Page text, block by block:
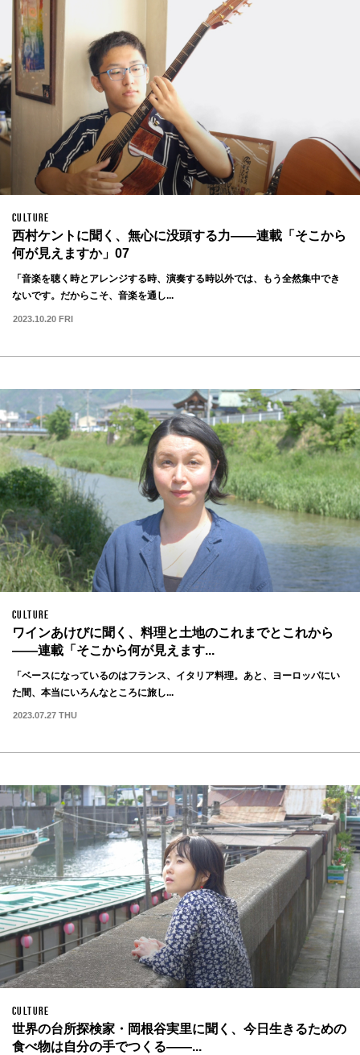
CULTURE
西村ケントに聞く、無心に没頭する力——連載「そこから
何が見えますか」07
「音楽を聴く時とアレンジする時、演奏する時以外では、もう全然集中でき
ないです。だからこそ、音楽を通し...
2023.10.20 FRI
CULTURE
ワインあけびに聞く、料理と土地のこれまでとこれから
——連載「そこから何が見えます...
「ベースになっているのはフランス、イタリア料理。あと、ヨーロッパにい
た間、本当にいろんなところに旅し...
2023.07.27 THU
CULTURE
世界の台所探検家・岡根谷実里に聞く、今日生きるための
食べ物は自分の手でつくる——...